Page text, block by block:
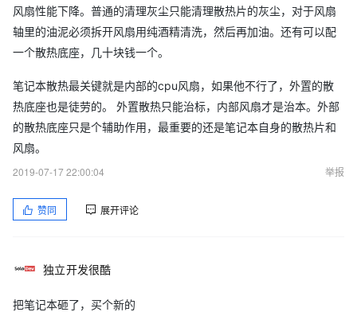
风扇性能下降。普通的清理灰尘只能清理散热片的灰尘，对于风扇
轴里的油泥必须拆开风扇用纯酒精清洗，然后再加油。还有可以配
一个散热底座，几十块钱一个。
笔记本散热最关键就是内部的cpu风扇，如果他不行了，外置的散
热底座也是徒劳的。 外置散热只能治标，内部风扇才是治本。外部
的散热底座只是个辅助作用，最重要的还是笔记本自身的散热片和
风扇。
2019-07-17 22:00:04
举报
赞同 展开评论
独立开发很酷
把笔记本砸了，买个新的